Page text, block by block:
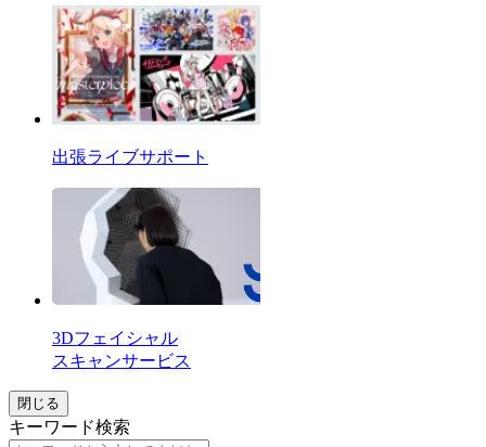
出張ライブサポート
3Dフェイシャル
スキャンサービス
閉じる
キーワード検索